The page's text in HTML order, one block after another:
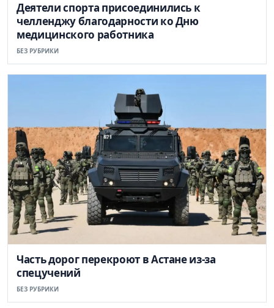
Деятели спорта присоединились к
челленджу благодарности ко Дню
медицинского работника
БЕЗ РУБРИКИ
Часть дорог перекроют в Астане из-за
спецучений
БЕЗ РУБРИКИ